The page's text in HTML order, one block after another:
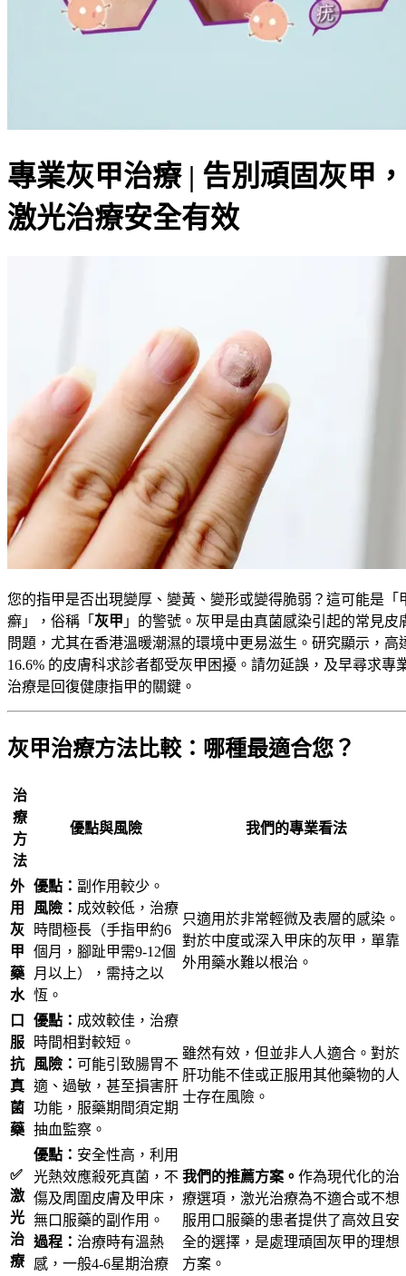
專業灰甲治療 | 告別頑固灰甲，
激光治療安全有效
您的指甲是否出現變厚、變黃、變形或變得脆弱？這可能是「
癬」，俗稱「 灰甲 」的警號。灰甲是由真菌感染引起的常見皮
問題，尤其在香港溫暖潮濕的環境中更易滋生。研究顯示，高
16.6% 的皮膚科求診者都受灰甲困擾。請勿延誤，及早尋求專
治療是回復健康指甲的關鍵。
灰甲治療方法比較：哪種最適合您？
治
療
方
法
優點與風險 我們的專業看法
外
用
灰
甲
藥
水
優點： 副作用較少。
風險： 成效較低，治療
時間極長（手指甲約6
個月，腳趾甲需9-12個
月以上），需持之以
恆。
只適用於非常輕微及表層的感染。
對於中度或深入甲床的灰甲，單靠
外用藥水難以根治。
口
服
抗
真
菌
藥
優點： 成效較佳，治療
時間相對較短。
風險： 可能引致腸胃不
適、過敏，甚至損害肝
功能，服藥期間須定期
抽血監察。
雖然有效，但並非人人適合。對於
肝功能不佳或正服用其他藥物的人
士存在風險。
✅
激
光
治
療
優點： 安全性高，利用
光熱效應殺死真菌，不
傷及周圍皮膚及甲床，
無口服藥的副作用。
過程： 治療時有溫熱
感，一般4-6星期治療
我們的推薦方案。 作為現代化的治
療選項，激光治療為不適合或不想
服用口服藥的患者提供了高效且安
全的選擇，是處理頑固灰甲的理想
方案。